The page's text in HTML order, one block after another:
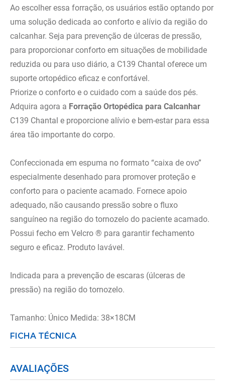
Ao escolher essa forração, os usuários estão optando por
uma solução dedicada ao conforto e alívio da região do
calcanhar. Seja para prevenção de úlceras de pressão,
para proporcionar conforto em situações de mobilidade
reduzida ou para uso diário, a C139 Chantal oferece um
suporte ortopédico eficaz e confortável.
Priorize o conforto e o cuidado com a saúde dos pés.
Adquira agora a Forração Ortopédica para Calcanhar
C139 Chantal e proporcione alívio e bem-estar para essa
área tão importante do corpo.
Confeccionada em espuma no formato “caixa de ovo”
especialmente desenhado para promover proteção e
conforto para o paciente acamado. Fornece apoio
adequado, não causando pressão sobre o fluxo
sanguíneo na região do tornozelo do paciente acamado.
Possui fecho em Velcro ® para garantir fechamento
seguro e eficaz. Produto lavável.
Indicada para a prevenção de escaras (úlceras de
pressão) na região do tornozelo.
Tamanho: Único Medida: 38×18CM
FICHA TÉCNICA
AVALIAÇÕES